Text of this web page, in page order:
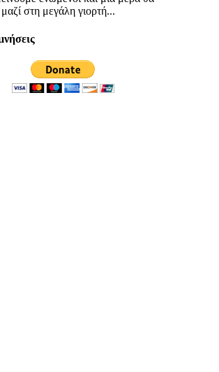
στη μεγάλη γιορτή...